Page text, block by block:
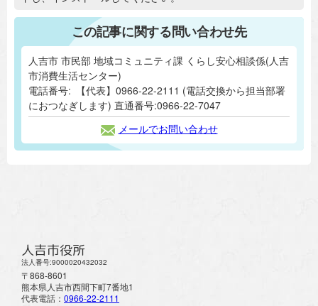
この記事に関する問い合わせ先
人吉市 市民部 地域コミュニティ課 くらし安心相談係(人吉
市消費生活センター)
電話番号:
【代表】0966-22-2111 (電話交換から担当部署
におつなぎします) 直通番号:0966-22-7047
メールでお問い合わせ
人吉市役所
法人番号:9000020432032
〒868-8601
熊本県人吉市西間下町7番地1
代表電話： 0966-22-2111